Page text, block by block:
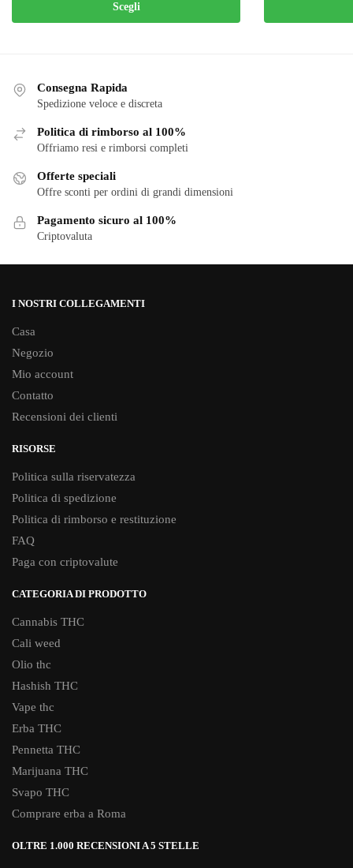
prezzo:
da
Scegli
prodotto
Le
possono
essere
scelte
del
prodotto
Consegna Rapida
Spedizione veloce e discreta
Politica di rimborso al 100%
Offriamo resi e rimborsi completi
Offerte speciali
Offre sconti per ordini di grandi dimensioni
Pagamento sicuro al 100%
Criptovaluta
I NOSTRI COLLEGAMENTI
Casa
Negozio
Mio account
Contatto
Recensioni dei clienti
RISORSE
Politica sulla riservatezza
Politica di spedizione
Politica di rimborso e restituzione
FAQ
Paga con criptovalute
CATEGORIA DI PRODOTTO
Cannabis THC
Cali weed
Olio thc
Hashish THC
Vape thc
Erba THC
Pennetta THC
Marijuana THC
Svapo THC
Comprare erba a Roma
OLTRE 1.000 RECENSIONI A 5 STELLE